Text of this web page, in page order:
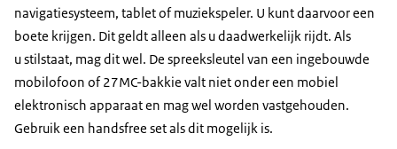
navigatiesysteem, tablet of muziekspeler. U kunt daarvoor een
boete krijgen. Dit geldt alleen als u daadwerkelijk rijdt. Als
u stilstaat, mag dit wel. De spreeksleutel van een ingebouwde
mobilofoon of 27MC-bakkie valt niet onder een mobiel
elektronisch apparaat en mag wel worden vastgehouden.
Gebruik een handsfree set als dit mogelijk is.